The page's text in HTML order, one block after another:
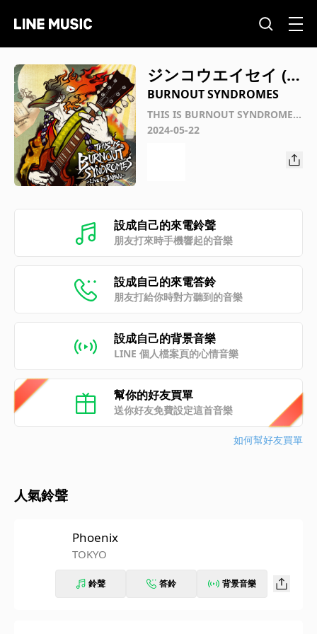
ジンコウエイセイ (ラ
イブアットナンバハ
ッチニセンニジュウ)
BURNOUT SYNDROMES
THIS IS BURNOUT SYNDROMES-
Live in JAPAN-
2024-05-22
設成自己的來電鈴聲
朋友打來時手機響起的音樂
設成自己的來電答鈴
朋友打給你時對方聽到的音樂
設成自己的背景音樂
LINE 個人檔案頁的心情音樂
幫你的好友買單
送你好友免費設定這首音樂
如何幫好友買單
人氣鈴聲
Phoenix
TOKYO
鈴聲 答鈴 背景音樂